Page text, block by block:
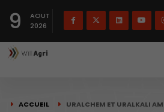
9
AOUT
2026
ACCUEIL URALCHEM ET URALKALI
Français English